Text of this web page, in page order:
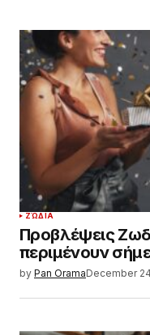
ΖΏΔΙΑ
Προβλέψεις
περιμένουν
by Pan OramaDecember